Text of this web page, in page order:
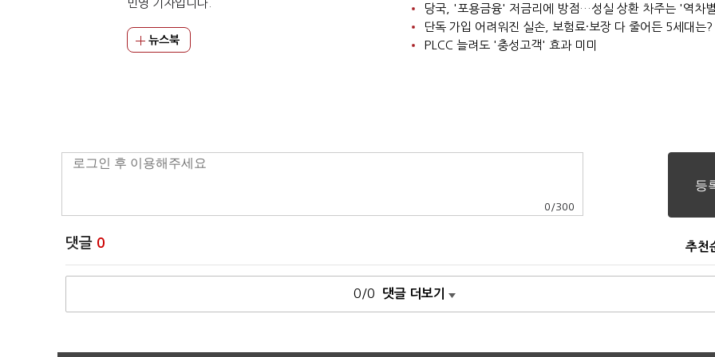
민영 기자입니다.
뉴스북
당국, '포용금융' 저금리에 방점…성실 상환 차주는 '역차
단독 가입 어려워진 실손, 보험료·보장 다 줄어든 5세대는?
PLCC 늘려도 '충성고객' 효과 미미
0 /300
댓글 0 추천
0/0 댓글 더보기